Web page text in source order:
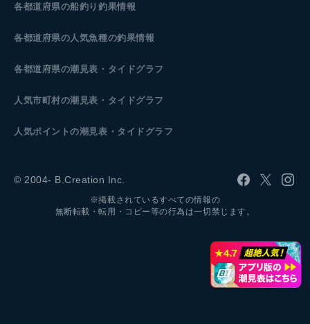
各都道府県の船釣り釣果情報
各都道府県の人気魚種の釣果情報
各都道府県の潮見表 ・タイドグラフ
人気市町村の潮見表・タイドグラフ
人気ポイントの潮見表・タイドグラフ
© 2004- B.Creation Inc.
※掲載されているすべての情報の
無断転載・転用・コピー等の行為は一切禁じます。